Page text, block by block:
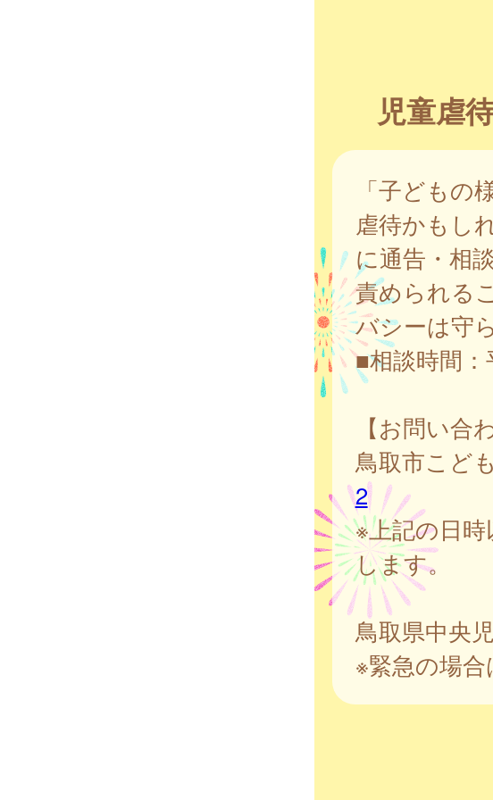
児童虐
「子どもの
虐待かもし
に通告・相
責められる
バシーは守
■相談時間：
【お問い合
鳥取市こど
2
※上記の日時
します。
鳥取県中央
※緊急の場合